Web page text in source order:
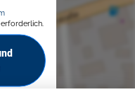
erforderlich.